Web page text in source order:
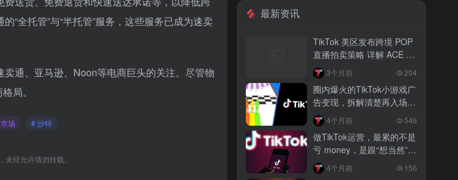
“全托管”与“半托管”服务，这些服务已成为速卖
通、亚马逊、Noon等电商巨头的关注。尽管物
局。
场 # 沙特
经允许请勿转载。
3 月前
者接受 AI 代下单
TikTok Shop 爱尔兰全面开放入驻 本土
品牌可零门槛开店
3 月前
音乐节降噪耳塞风靡欧美 DTC 品牌单日
营收突破 200 万元
3 月前
越南监管出手核查Shopee、TikTok
最新资讯
TikTok 美区发布跨境 POP
直播拍卖策略 详解 ACE 选
品与三大拍卖机制
3个月前 204
圈内爆火的TikTok小游戏广
告变现，拆解清楚再入场，
别盲目跟风
4个月前 546
做TikTok运营，最累的不是
亏 money，是跟“想当然”的
人废话4个月前 156